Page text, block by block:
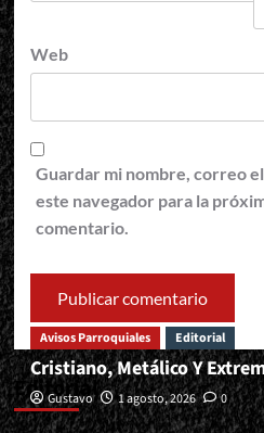
Web
Guardar mi nombre, correo
este navegador para la
comentario.
Editorial
Avisos Parroquiales Editorial
Cristiano, Metálico Y
Gustavo 1 agosto, 2026 0